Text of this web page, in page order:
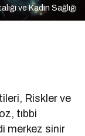
ve Kadın Sağlığı
Riskler ve
tıbbi
merkez sinir